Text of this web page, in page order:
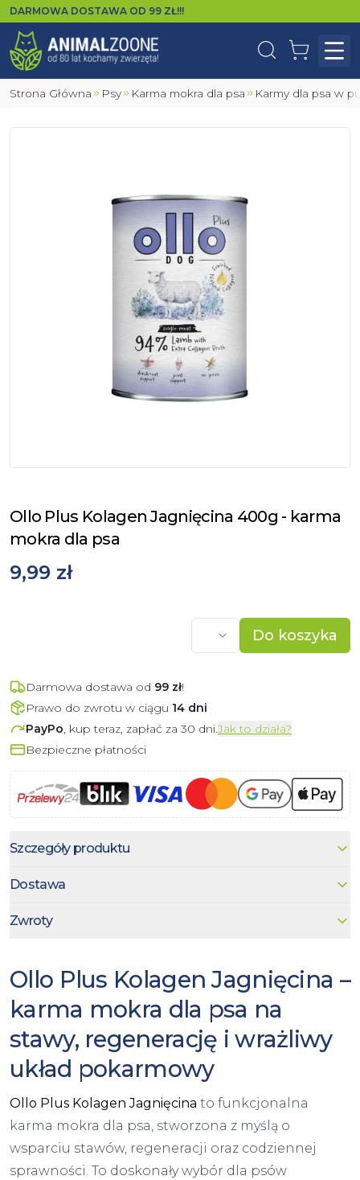
DARMOWA DOSTAWA OD 99 ZŁ!!!
WyszukajKoszyk
Strona Główna Psy Karma mokra dla psa Karmy dla psa w
Ollo Plus Kolagen Jagnięcina 400g - karma
mokra dla psa
9,99 zł
Do koszyka
Darmowa dostawa od 99 zł!
Prawo do zwrotu w ciągu 14 dni
PayPo, kup teraz, zapłać za 30 dni.Jak to działa?
Bezpieczne płatności
Szczegóły produktu
Dostawa
Zwroty
Ollo Plus Kolagen Jagnięcina –
karma mokra dla psa na
stawy, regenerację i wrażliwy
układ pokarmowy
Ollo Plus Kolagen Jagnięcina to funkcjonalna
karma mokra dla psa, stworzona z myślą o
wsparciu stawów, regeneracji oraz codziennej
sprawności. To doskonały wybór dla psów